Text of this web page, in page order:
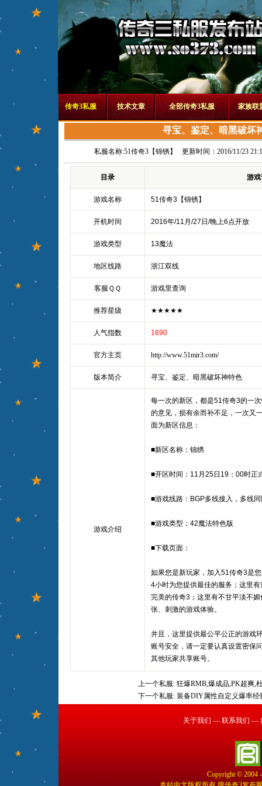
传奇3私服 技术文章 全部传奇3私服 家族联
寻宝、鉴定、暗黑破坏
私服名称:51传奇3【锦锈】 更新时间：2016/11/23
目录 游
游戏名称 51传奇3【锦锈】
开机时间 2016年/11月/27日/晚上6点开放
游戏类型 13魔法
地区线路 浙江双线
客服ＱＱ 游戏里查询
推荐星级 ★★★★★
人气指数 1690
官方主页 http://www.51mir3.com/
版本简介 寻宝、鉴定、暗黑破坏神特色
游戏介绍
每一次的新区，都是51传奇3的一
的意见，损有余而补不足，一次又
面为新区信息：
■新区名称：锦绣
■开区时间：11月25日19：00时正
■游戏线路：BGP多线接入，多线同
■游戏类型：42魔法特色版
■下载页面：
如果您是新玩家，加入51传奇3是
4小时为您提供最佳的服务；这里
完美的传奇3；这里有不甘平淡不
张、刺激的游戏体验。
并且，这里提供最公平公正的游戏
账号安全，请一定要认真设置密保
其他玩家共享账号。
上一个私服: 狂爆RMB,爆成品,PK超爽,
下一个私服: 装备DIY属性自定义爆率经
关于我们 — 联系我们 —
Copyright © 2004